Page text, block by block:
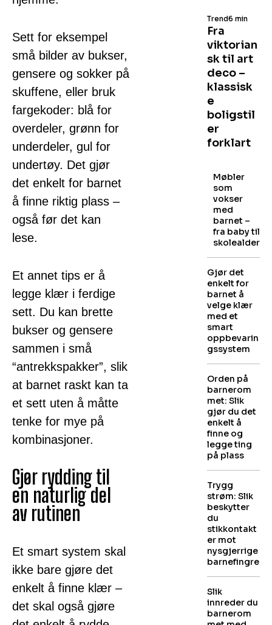
Sett for eksempel
små bilder av bukser,
gensere og sokker på
skuffene, eller bruk
fargekoder: blå for
overdeler, grønn for
underdeler, gul for
undertøy. Det gjør
det enkelt for barnet
å finne riktig plass –
også før det kan
lese.
Et annet tips er å
legge klær i ferdige
sett. Du kan brette
bukser og gensere
sammen i små
“antrekkspakker”, slik
at barnet raskt kan ta
et sett uten å måtte
tenke for mye på
kombinasjoner.
Gjør rydding til
en naturlig del
av rutinen
Et smart system skal
ikke bare gjøre det
enkelt å finne klær –
det skal også gjøre
Fra
viktorian
sk til art
deco –
klassisk
e
boligstil
er
forklart
Trend6 min
Møbler
som
vokser
med
barnet –
fra baby til
skolealder
Gjør det
enkelt for
barnet å
velge klær
med et
smart
oppbevarin
gssystem
Orden på
barnerom
met: Slik
gjør du det
enkelt å
finne og
legge ting
på plass
Trygg
strøm: Slik
beskytter
du
stikkontakt
er mot
nysgjerrige
barnefingre
Slik
innreder du
barnerom